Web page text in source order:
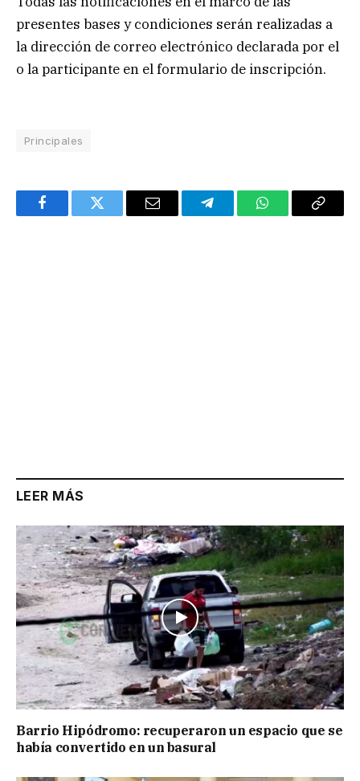
presentes bases y condiciones serán realizadas a
la dirección de correo electrónico declarada por el
o la participante en el formulario de inscripción.
Principales
FacebookTwitter Email TelegramWhatsAppCopy
LEER MÁS
Barrio Hipódromo: recuperaron un espacio que se
había convertido en un basural